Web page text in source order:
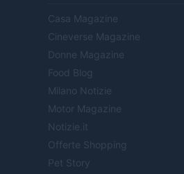
Casa Magazine
Cineverse Magazine
Donne Magazine
Food Blog
Milano Notizie
Motor Magazine
Notizie.it
Offerte Shopping
Pet Story